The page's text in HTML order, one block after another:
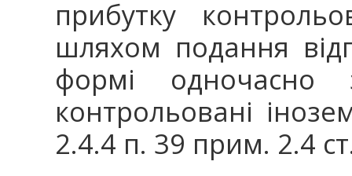
прибутку
шляхом подання
формі
контрольовані
2.4.4 п. 39 прим. 2.4